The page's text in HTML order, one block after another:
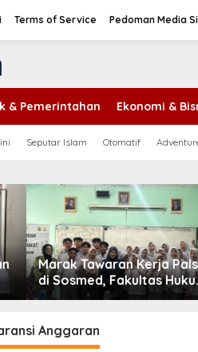
Terms of Service Pedoman Media
& Pemerintahan Ekonomi &
Seputar Islam Otomatif
Kerja Palsu
Fakultas Hukum
Literasi
PHR
di
Anggaran